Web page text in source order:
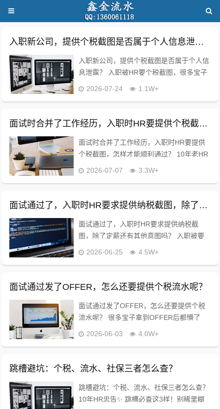
入职新公司，提供个税截图是否属于个人信息泄露？
入职新公司，提供个税截图是否属于个人信
息泄露？ 入职被HR要个税截图，很多宝子
2026-07-24 1.1W+
面试时合并了工作经历，入职时HR要提供个税截图，怎样才能顺利通过？
面试时合并了工作经历，入职时HR要提供
个税截图，怎样才能顺利通过？ 10年老HR
2026-07-07 3.3W+
面试通过了，入职时HR要求提供纳税截图，除了定薪还有其他意图吗？
面试通过了，入职时HR要求提供纳税截
图，除了定薪还有其他意图吗？ 入职被要
2026-06-25 4.5W+
面试通过发了OFFER，怎么还要提供个税流水呢？
面试通过发了OFFER，怎么还要提供个税
流水呢？ 很多宝子拿到OFFER后都懵了
2026-06-03 4.0W+
跳槽避坑：个税、流水、社保三者怎么查？
跳槽避坑：个税、流水、社保三者怎么查？
10年HR忠告✨ 跳槽必查这3样！别稀里糊